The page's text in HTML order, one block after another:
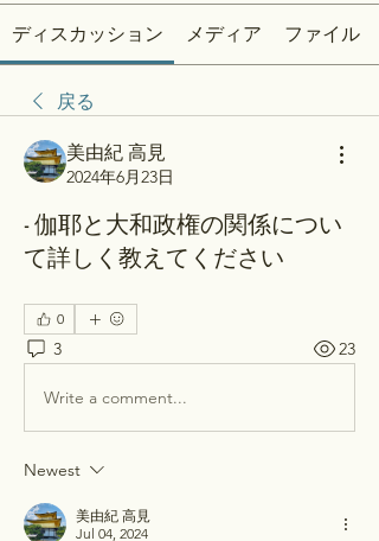
ディスカッション メディア ファイル
戻る
美由紀 高見
2024年6月23日
- 伽耶と大和政権の関係につい
て詳しく教えてください
0
3 23
Write a comment...
Newest
美由紀 高見
Jul 04, 2024